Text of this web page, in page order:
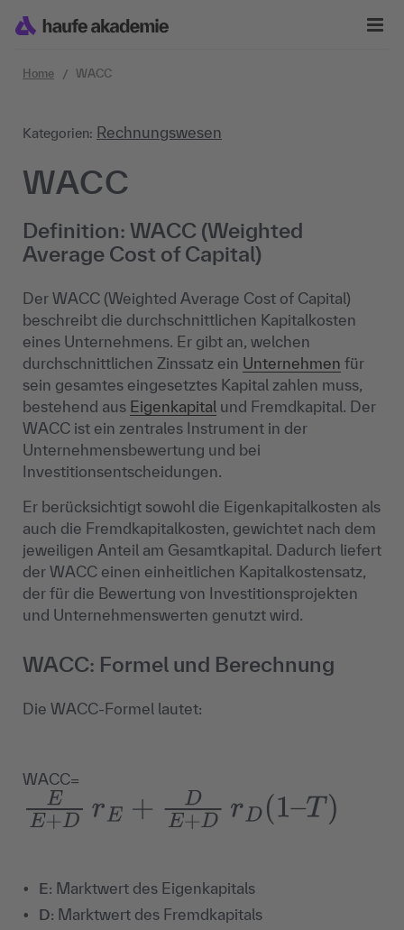
Home WACC
Kategorien: Rechnungswesen
WACC
Definition: WACC (Weighted
Average Cost of Capital)
Der WACC (Weighted Average Cost of Capital)
beschreibt die durchschnittlichen Kapitalkosten
eines Unternehmens. Er gibt an, welchen
durchschnittlichen Zinssatz ein Unternehmen für
sein gesamtes eingesetztes Kapital zahlen muss,
bestehend aus Eigenkapital und Fremdkapital. Der
WACC ist ein zentrales Instrument in der
Unternehmensbewertung und bei
Investitionsentscheidungen.
Er berücksichtigt sowohl die Eigenkapitalkosten als
auch die Fremdkapitalkosten, gewichtet nach dem
jeweiligen Anteil am Gesamtkapital. Dadurch liefert
der WACC einen einheitlichen Kapitalkostensatz,
der für die Bewertung von Investitionsprojekten
und Unternehmenswerten genutzt wird.
WACC: Formel und Berechnung
Die WACC-Formel lautet:
WACC=
EE+DrE+ D E +D rD(1 T)
E: Marktwert des Eigenkapitals
D: Marktwert des Fremdkapitals